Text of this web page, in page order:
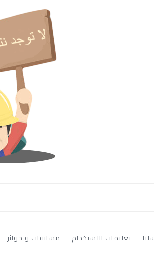
مسابقات و جوائز تعليمات الاستخدام